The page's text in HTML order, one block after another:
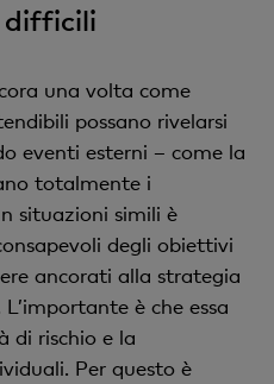
difficili
una volta come
possano rivelarsi
eventi esterni – come la
totalmente i
situazioni simili è
degli obiettivi
ancorati alla strategia
è che essa
di rischio e la
Per questo è